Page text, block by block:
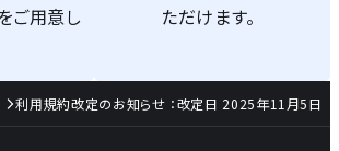
ご用意し
ただけます。
利用規約改定のお知らせ ：改定日 2025年11月5日